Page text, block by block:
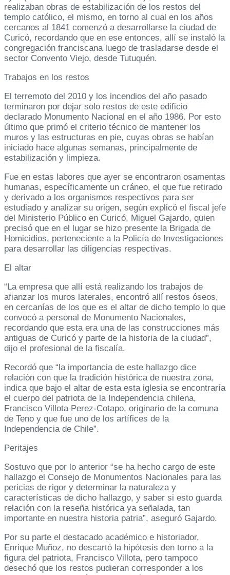
realizaban obras de estabilización de los restos del
templo católico, el mismo, en torno al cual en los años
cercanos al 1841 comenzó a desarrollarse la ciudad de
Curicó, recordando que en ese entonces, allí se instaló la
congregación franciscana luego de trasladarse desde el
sector Convento Viejo, desde Tutuquén.
Trabajos en los restos
El terremoto del 2010 y los incendios del año pasado
terminaron por dejar solo restos de este edificio
declarado Monumento Nacional en el año 1986. Por esto
último que primó el criterio técnico de mantener los
muros y las estructuras en pie, cuyas obras se habían
iniciado hace algunas semanas, principalmente de
estabilización y limpieza.
Fue en estas labores que ayer se encontraron osamentas
humanas, específicamente un cráneo, el que fue retirado
y derivado a los organismos respectivos para ser
estudiado y analizar su origen, según explicó el fiscal jefe
del Ministerio Público en Curicó, Miguel Gajardo, quien
precisó que en el lugar se hizo presente la Brigada de
Homicidios, perteneciente a la Policía de Investigaciones
para desarrollar las diligencias respectivas.
El altar
“La empresa que allí está realizando los trabajos de
afianzar los muros laterales, encontró allí restos óseos,
en cercanías de los que es el altar de dicho templo lo que
convocó a personal de Monumento Nacionales,
recordando que esta era una de las construcciones más
antiguas de Curicó y parte de la historia de la ciudad”,
dijo el profesional de la fiscalía.
Recordó que “la importancia de este hallazgo dice
relación con que la tradición histórica de nuestra zona,
indica que bajo el altar de esta esta iglesia se encontraría
el cuerpo del patriota de la Independencia chilena,
Francisco Villota Perez-Cotapo, originario de la comuna
de Teno y que fue uno de los artífices de la
Independencia de Chile”.
Peritajes
Sostuvo que por lo anterior “se ha hecho cargo de este
hallazgo el Consejo de Monumentos Nacionales para las
pericias de rigor y determinar la naturaleza y
características de dicho hallazgo, y saber si esto guarda
relación con la reseña histórica ya señalada, tan
importante en nuestra historia patria”, aseguró Gajardo.
Por su parte el destacado académico e historiador,
Enrique Muñoz, no descartó la hipótesis den torno a la
figura del patriota, Francisco Villota, pero tampoco
desechó que los restos pudieran corresponder a los